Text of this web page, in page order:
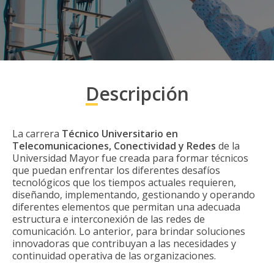
Descripción
La carrera Técnico Universitario en
Telecomunicaciones, Conectividad y Redes de la
Universidad Mayor fue creada para formar técnicos
que puedan enfrentar los diferentes desafíos
tecnológicos que los tiempos actuales requieren,
diseñando, implementando, gestionando y operando
diferentes elementos que permitan una adecuada
estructura e interconexión de las redes de
comunicación. Lo anterior, para brindar soluciones
innovadoras que contribuyan a las necesidades y
continuidad operativa de las organizaciones.